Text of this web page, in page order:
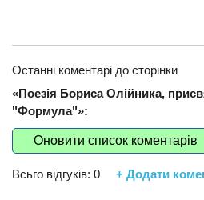
Останні коментарі до сторінки
«Поезія Бориса Олійника,
"Формула"»:
Оновити список коментарів
Всьго відгуків: 0 + Додати